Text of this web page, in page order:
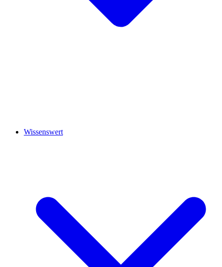
Wissenswert